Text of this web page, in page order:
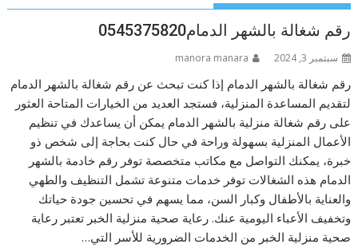
رقم شغالة بالشهر الدمام0545375820
سبتمبر 3, 2024 manora manara
رقم شغالة بالشهر الدمام إذا كنت تبحث عن رقم شغالة بالشهر الدمام
لتقديم المساعدة المنزلية، فستجد العديد من الخيارات المتاحة العثور
على رقم شغالة منزلية بالشهر الدمام يمكن أن يساعدك في تنظيم
الأعمال المنزلية بسهولة وراحة في حال كنت بحاجة إلى شخص ذو
خبرة، يمكنك التواصل مع مكاتب متخصصة توفر رقم خادمة بالشهر
الدمام هذه الشغالات توفر خدمات متنوعة تشمل التنظيف والطهي
والعناية بالأطفال وكبار السن، مما يسهم في تحسين جودة حياتك
وتخفيف الأعباء اليومية عنك. رعاية صحية منزلية الخبر تعتبر رعاية
صحية منزلية الخبر من الخدمات الضرورية للأسر التي…